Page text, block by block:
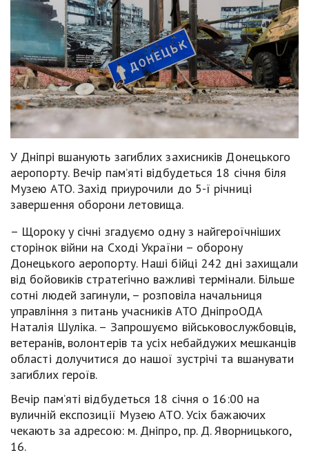
У Дніпрі вшанують загиблих захисників Донецького
аеропорту. Вечір пам’яті відбудеться 18 січня біля
Музею АТО. Захід приурочили до 5-ї річниці
завершення оборони летовища.
– Щороку у січні згадуємо одну з найгероїчніших
сторінок війни на Сході України – оборону
Донецького аеропорту. Наші бійці 242 дні захищали
від бойовиків стратегічно важливі термінали. Більше
сотні людей загинули, – розповіла начальниця
управління з питань учасників АТО ДніпроОДА
Наталія Шуліка. – Запрошуємо військовослужбовців,
ветеранів, волонтерів та усіх небайдужих мешканців
області долучитися до нашої зустрічі та вшанувати
загиблих героїв.
Вечір пам’яті відбудеться 18 січня о 16:00 на
вуличній експозиції Музею АТО. Усіх бажаючих
чекають за адресою: м. Дніпро, пр. Д. Яворницького,
16.